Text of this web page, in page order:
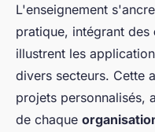
L'enseignement
pratique, intégrant des
illustrent les
divers secteurs. Cette
projets personnalisés,
de chaque